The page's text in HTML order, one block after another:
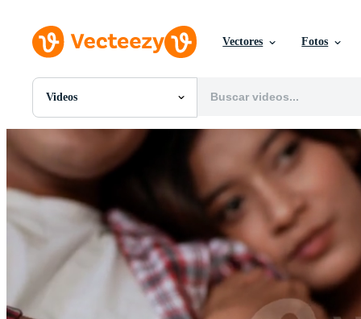
Vectores Fotos
Videos
Todas Imágenes
Plantillas
Vectores
Videos
Gráficos en Movimiento
Imágenes Editoriales
Eventos Editoriales